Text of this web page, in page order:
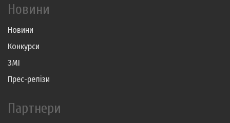
Новини
Новини
Конкурси
ЗМІ
Прес-релізи
Партнери